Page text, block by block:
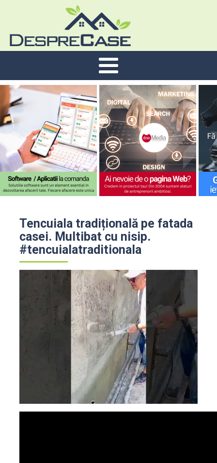
Tencuiala tradițională pe fatada
casei. Multibat cu nisip.
#tencuialatraditionala